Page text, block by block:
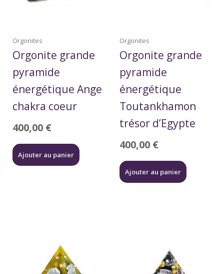
Orgonites
Orgonite grande
pyramide
énergétique Ange
chakra coeur
400,00 €
Ajouter au panier
Orgonites
Orgonite grande
pyramide
énergétique
Toutankhamon
trésor d’Egypte
400,00 €
Ajouter au panier